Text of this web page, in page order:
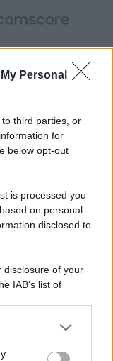
Personal
third parties, or
for
below opt-out
is processed you
on personal
disclosed to
disclosure of your
IAB’s list of
us to third parties
- Testata
N. 8/2020 - RG N.
ALL’ANSO
ONLINE)